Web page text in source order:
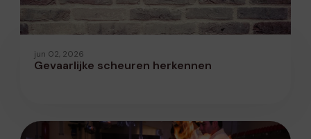
jun 02, 2026
Gevaarlijke scheuren herkennen